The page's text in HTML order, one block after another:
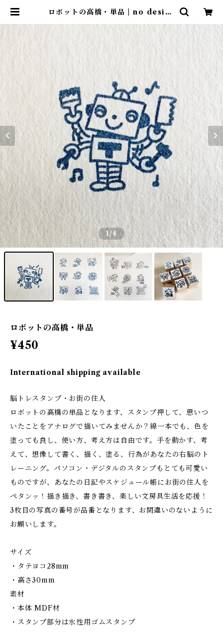
ロボットの高橋・単品 | no design
ンストア
1/4
ロボットの高橋・単品
¥450
International shipping available
脳トレスタンプ・お街の住人
ロボットの高橋の単品となります、スタンプ押して、思いつ
いたことをアナログで描いてみませんか？線一本でも、色を
塗っても良し、使い方、考え方は自由です。手を動かす、考
えて、想像して書く、描く、塗る、行為があなたの右脳のト
レーニング。パソコン・デジタルのスタンプもとても可愛い
ものですが、あなたの日記やスケジュール帳にお街の住人を
ペタンッ！描き描き、書き書き、楽しい文房具生活を応援！
3枚目の写真の番号が品番となります、お間違いのないように
お願いします。
サイズ
・タテヨコ28mm
・高さ30mm
素材
・本体 MDF材
・スタンプ部分は水性用ゴムスタンプ